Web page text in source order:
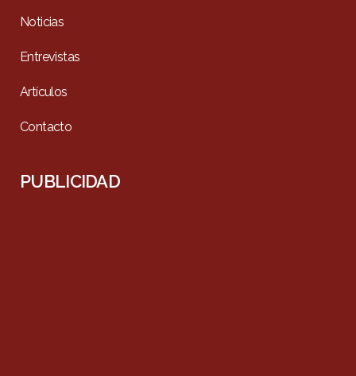
Noticias
Entrevistas
Artículos
Contacto
PUBLICIDAD